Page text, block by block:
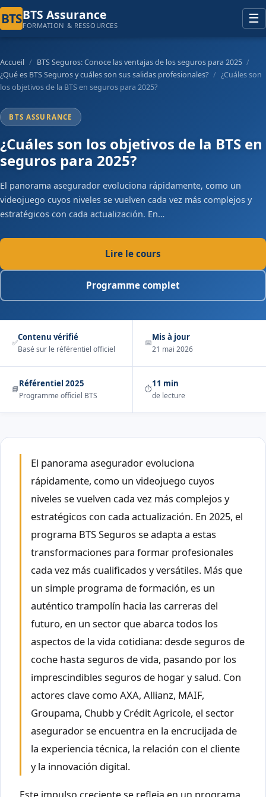
BTSBTS Assurance
FORMATION & RESSOURCES
☰
Accueil / BTS Seguros: Conoce las ventajas de los seguros para 2025 /
¿Qué es BTS Seguros y cuáles son sus salidas profesionales? / ¿Cuáles son
los objetivos de la BTS en seguros para 2025?
BTS ASSURANCE
¿Cuáles son los objetivos de la BTS en
seguros para 2025?
El panorama asegurador evoluciona rápidamente, como un
videojuego cuyos niveles se vuelven cada vez más complejos y
estratégicos con cada actualización. En…
Lire le cours
Programme complet
✅
Contenu vérifié
Basé sur le référentiel officiel
📅
Mis à jour
21 mai 2026
📘
Référentiel 2025
Programme officiel BTS
⏱️
11 min
de lecture
El panorama asegurador evoluciona
rápidamente, como un videojuego cuyos
niveles se vuelven cada vez más complejos y
estratégicos con cada actualización. En 2025, el
programa BTS Seguros se adapta a estas
transformaciones para formar profesionales
cada vez más cualificados y versátiles. Más que
un simple programa de formación, es un
auténtico trampolín hacia las carreras del
futuro, en un sector que abarca todos los
aspectos de la vida cotidiana: desde seguros de
coche hasta seguros de vida, pasando por los
imprescindibles seguros de hogar y salud. Con
actores clave como AXA, Allianz, MAIF,
Groupama, Chubb y Crédit Agricole, el sector
asegurador se encuentra en la encrucijada de
la experiencia técnica, la relación con el cliente
y la innovación digital.
Este impulso creciente se refleja en un programa